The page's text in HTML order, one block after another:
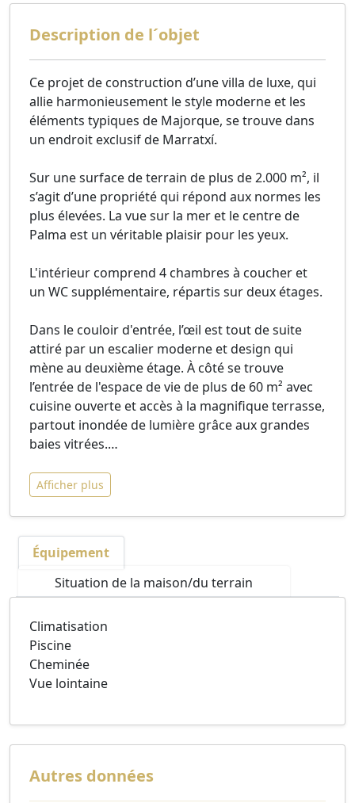
Description de l´objet
Ce projet de construction d’une villa de luxe, qui
allie harmonieusement le style moderne et les
éléments typiques de Majorque, se trouve dans
un endroit exclusif de Marratxí.
Sur une surface de terrain de plus de 2.000 m², il
s’agit d’une propriété qui répond aux normes les
plus élevées. La vue sur la mer et le centre de
Palma est un véritable plaisir pour les yeux.
L'intérieur comprend 4 chambres à coucher et
un WC supplémentaire, répartis sur deux étages.
Dans le couloir d'entrée, l’œil est tout de suite
attiré par un escalier moderne et design qui
mène au deuxième étage. À côté se trouve
l’entrée de l'espace de vie de plus de 60 m² avec
cuisine ouverte et accès à la magnifique terrasse,
partout inondée de lumière grâce aux grandes
baies vitrées.…
Afficher plus
Équipement
Situation de la maison/du terrain
Climatisation
Piscine
Cheminée
Vue lointaine
Autres données